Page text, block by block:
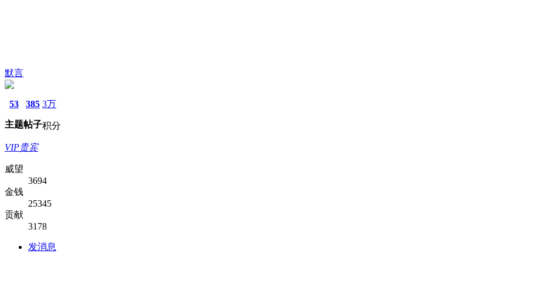
默言
53
主题
385
帖子
3万
积分
VIP贵宾
威望
3694
金钱
25345
贡献
3178
发消息